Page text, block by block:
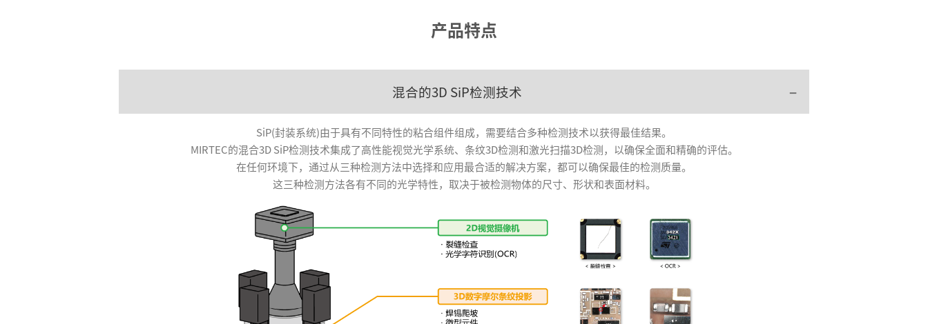
产品特点
混合的3D SiP检测技术
SiP(封装系统)由于具有不同特性的粘合组件组成，需要结合多种检测技术以获得最佳结果。
MIRTEC的混合3D SiP检测技术集成了高性能视觉光学系统、条纹3D检测和激光扫描3D检测，以确保全面和精确的评估。
在任何环境下，通过从三种检测方法中选择和应用最合适的解决方案，都可以确保最佳的检测质量。
这三种检测方法各有不同的光学特性，取决于被检测物体的尺寸、形状和表面材料。